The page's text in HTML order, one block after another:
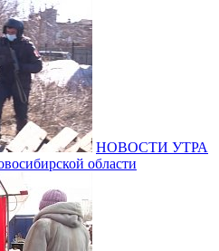
НОВОСТИ УТРА
области